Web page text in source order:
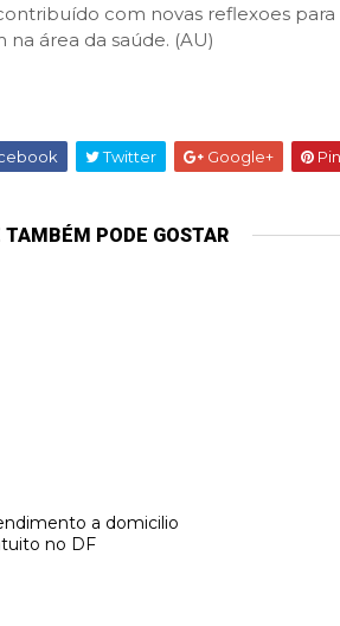
com novas reflexoes para
área da saúde. (AU)
Twitter Google+
TAMBÉM PODE GOSTAR
a domicilio
no DF